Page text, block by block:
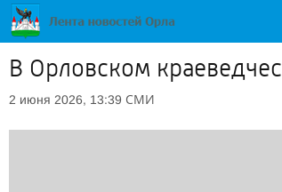
В Орловском
2 июня 2026, 13:39 СМИ